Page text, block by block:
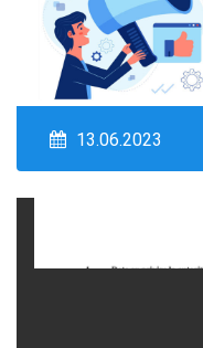
13.06.2023